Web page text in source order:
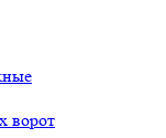
ворот